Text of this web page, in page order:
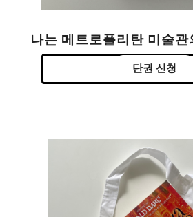
나는 메트로폴리탄 미술
단권 신청